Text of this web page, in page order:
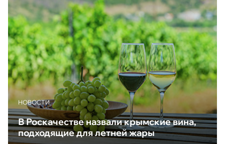
НОВОСТИ
В Роскачестве назвали крымские вина,
подходящие для летней жары